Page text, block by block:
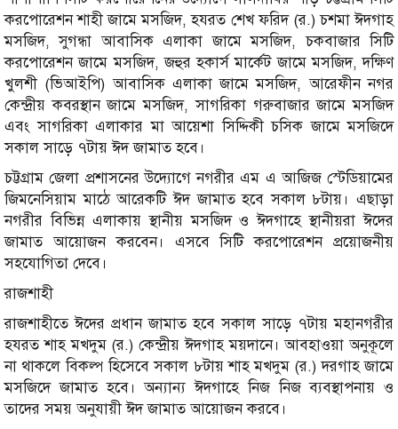
করপোরেশন শাহী জামে মসজিদ, হযরত শেখ ফরিদ (র.) চশমা ঈদগাহ
মসজিদ, সুগন্ধা আবাসিক এলাকা জামে মসজিদ, চকবাজার সিটি
করপোরেশন জামে মসজিদ, জহুর হকার্স মার্কেট জামে মসজিদ, দক্ষিণ
খুলশী (ভিআইপি) আবাসিক এলাকা জামে মসজিদ, আরেফীন নগর
কেন্দ্রীয় কবরস্থান জামে মসজিদ, সাগরিকা গরুবাজার জামে মসজিদ
এবং সাগরিকা এলাকার মা আয়েশা সিদ্দিকী চসিক জামে মসজিদে
সকাল সাড়ে ৭টায় ঈদ জামাত হবে।
চট্টগ্রাম জেলা প্রশাসনের উদ্যোগে নগরীর এম এ আজিজ স্টেডিয়ামের
জিমনেসিয়াম মাঠে আরেকটি ঈদ জামাত হবে সকাল ৮টায়। এছাড়া
নগরীর বিভিন্ন এলাকায় স্থানীয় মসজিদ ও ঈদগাহে স্থানীয়রা ঈদের
জামাত আয়োজন করবেন। এসবে সিটি করপোরেশন প্রয়োজনীয়
সহযোগিতা দেবে।
রাজশাহী
রাজশাহীতে ঈদের প্রধান জামাত হবে সকাল সাড়ে ৭টায় মহানগরীর
হযরত শাহ মখদুম (র.) কেন্দ্রীয় ঈদগাহ ময়দানে। আবহাওয়া অনুকূলে
না থাকলে বিকল্প হিসেবে সকাল ৮টায় শাহ মখদুম (র.) দরগাহ জামে
মসজিদে জামাত হবে। অন্যান্য ঈদগাহে নিজ নিজ ব্যবস্থাপনায় ও
তাদের সময় অনুযায়ী ঈদ জামাত আয়োজন করবে।